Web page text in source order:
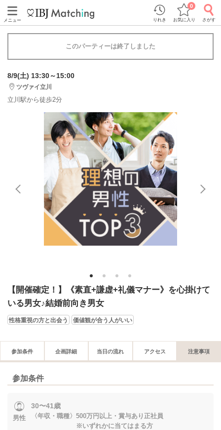
メニュー りれき お気に入り
0
さがす
このパーティーは終了しました
8/9(土) 13:30～15:00
ツヴァイ立川
立川駅から徒歩2分
1 2 3 4
【開催確定！】《素直+謙虚+礼儀マナー》を心掛けて
いる男女♪結婚前向き男女
性格重視の方と出会う 価値観が合う人がいい
参加条件 企画詳細 当日の流れ アクセス 注意事項
参加条件
男性
30〜41歳
〈年収・職種〉500万円以上・賞与あり正社員
※いずれかに当てはまる方